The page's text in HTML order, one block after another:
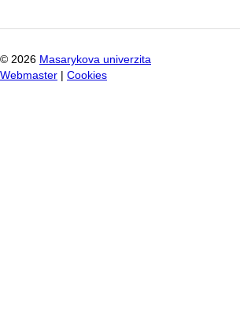
© 2026 Masarykova univerzita
Webmaster
Cookies